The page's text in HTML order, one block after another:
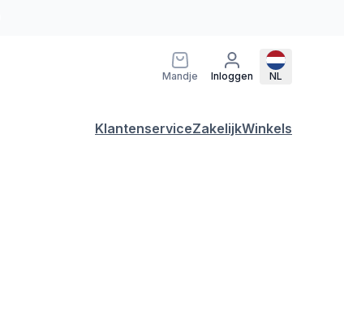
Mandje Inloggen NL
KlantenserviceZakelijkWinkels